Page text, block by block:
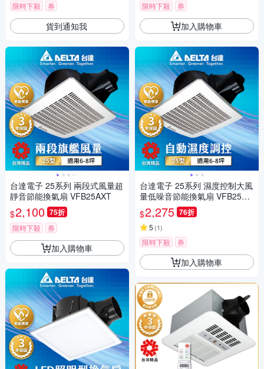
限時下殺 券
貨到通知我
台達電子 25系列 兩段式風量超
靜音節能換氣扇 VFB25AXT
$2,100 75折
限時下殺 券
加入購物車
限時下殺 券
加入購物車
台達電子 25系列 濕度控制大風
量低噪音節能換氣扇 VFB25AE
HT
$2,275 76折
5 (1)
限時下殺 券
加入購物車